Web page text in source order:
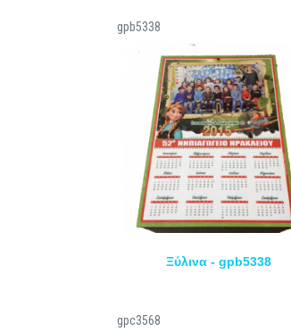
gpb5338
Ξύλινα - gpb5338
gpc3568